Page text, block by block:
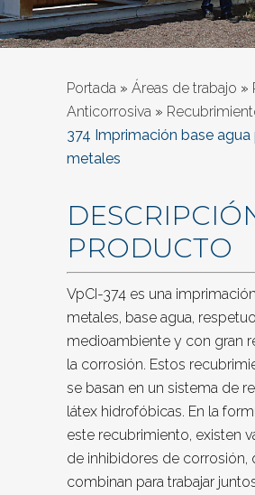
Portada » Áreas de trabajo »
Anticorrosiva »
374 Imprimación base agua
metales
PRODUCTO
VpCI-374 es una
metales, base agua,
medioambiente y con gran
la corrosión. Estos
se basan en un sistema de
látex hidrofóbicas. En la
este recubrimiento, existen
de inhibidores de corrosión,
combinan para trabajar